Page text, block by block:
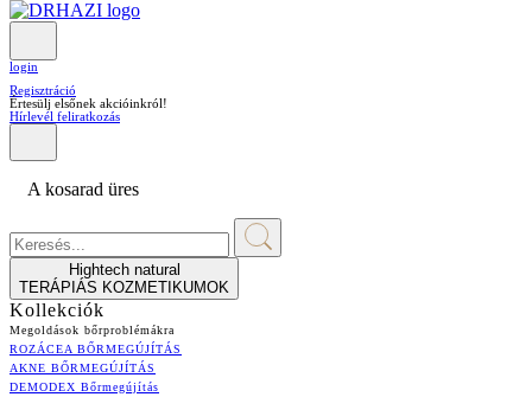
login
Regisztráció
Értesülj elsőnek akcióinkról!
Hírlevél feliratkozás
A kosarad üres
Hightech natural
TERÁPIÁS KOZMETIKUMOK
Kollekciók
Megoldások bőrproblémákra
ROZÁCEA BŐRMEGÚJÍTÁS
AKNE BŐRMEGÚJÍTÁS
DEMODEX Bőrmegújítás